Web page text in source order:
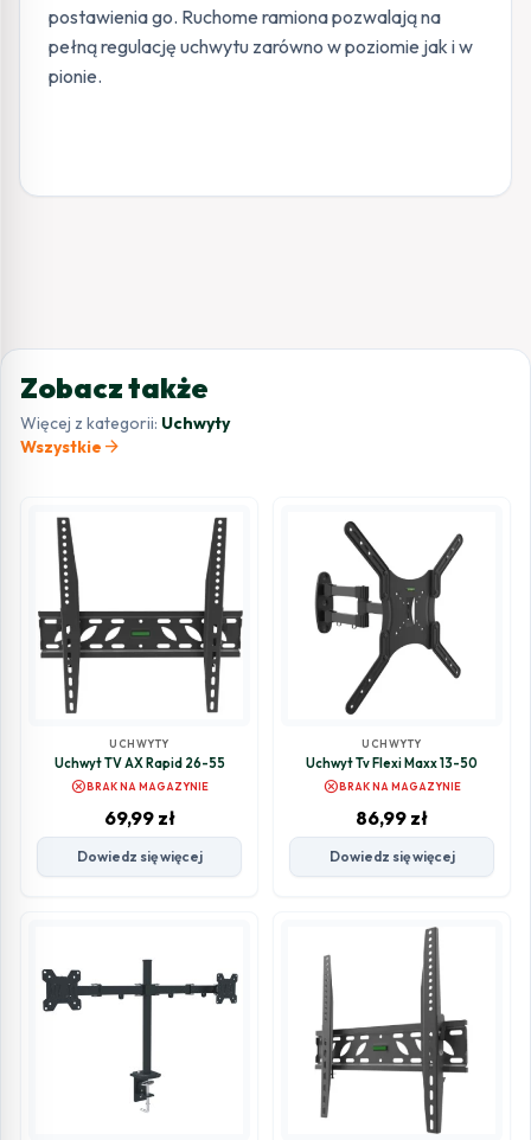
postawienia go. Ruchome ramiona pozwalają na
pełną regulację uchwytu zarówno w poziomie jak i w
pionie.
Zobacz także
Więcej z kategorii: Uchwyty
Wszystkie arrow_forward
UCHWYTY
Uchwyt TV AX Rapid 26-55
cancelBRAK NA MAGAZYNIE
69,99 zł
Dowiedz się więcej
UCHWYTY
Uchwyt Tv Flexi Maxx 13-50
cancelBRAK NA MAGAZYNIE
86,99 zł
Dowiedz się więcej